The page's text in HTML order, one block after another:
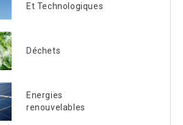
Et Technologiques
Déchets
Energies
renouvelables